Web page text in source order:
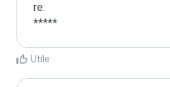
re:
*****
Utile